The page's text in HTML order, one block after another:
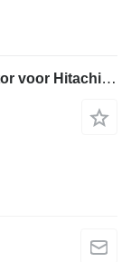
Isuzu 6WG1XAB - 6WG1-XQA03-4 motor voor Hitachi ZX600 ZX650H ZX600LC bouwmachines